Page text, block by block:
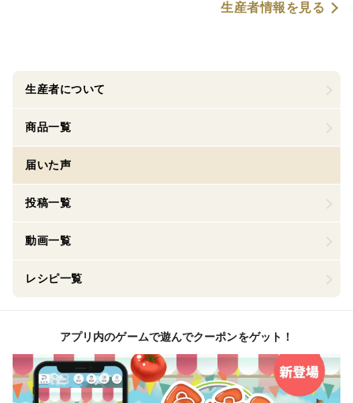
生産者情報を見る
生産者について
商品一覧
届いた声
投稿一覧
動画一覧
レシピ一覧
アプリ内のゲームで遊んでクーポンをゲット！